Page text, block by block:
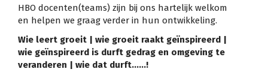
HBO docenten(teams) zijn bij ons hartelijk welkom
en helpen we graag verder in hun ontwikkeling.
Wie leert groeit | wie groeit raakt geïnspireerd |
wie geïnspireerd is durft gedrag en omgeving te
veranderen | wie dat durft……!